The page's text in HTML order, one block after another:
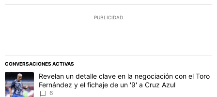
PUBLICIDAD
CONVERSACIONES ACTIVAS
Este listado muestra los artículos con más comentarios en los
Un artículo de tendencia con el título "Revelan un detalle clave
Revelan un detalle clave en la negociación con el Toro
Fernández y el fichaje de un '9' a Cruz Azul
6